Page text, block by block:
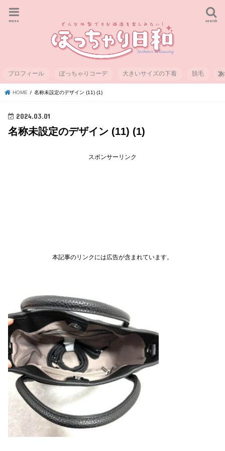
search
menu
プロフィール ぽっちゃりコーデ 大きいサイズの下着 脱毛
HOME 名称未設定のデザイン (11) (1)
2024.03.01
名称未設定のデザイン (11) (1)
スポンサーリンク
本記事のリンクには広告が含まれています。